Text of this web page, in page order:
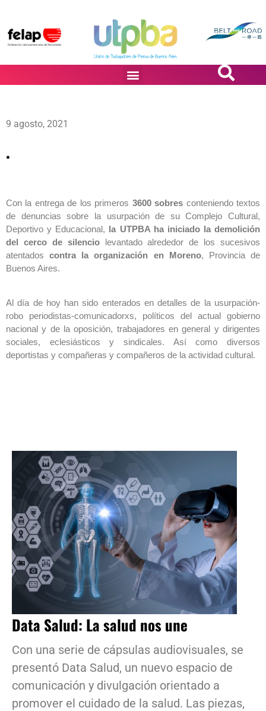
9 agosto, 2021
.
Con la entrega de los primeros 3600 sobres conteniendo textos
de denuncias sobre la usurpación de su Complejo Cultural,
Deportivo y Educacional, la UTPBA ha iniciado la demolición
del cerco de silenciolevantado alrededor de los sucesivos
atentadoscontra la organización en Moreno, Provincia de
Buenos Aires.
Al día de hoy han sido enterados en detalles de la usurpación-
robo periodistas-comunicadorxs,
políticos del actual gobierno
nacional y de la oposición, trabajadores en general y dirigentes
sociales, eclesiásticos y sindicales. Así como diversos
deportistas y compañeras y compañeros de la actividad cultural.
Data Salud: La salud nos une
Con una serie de cápsulas audiovisuales, se
presentó Data Salud, un nuevo espacio de
comunicación y divulgación orientado a
promover el cuidado de la salud. Las piezas,